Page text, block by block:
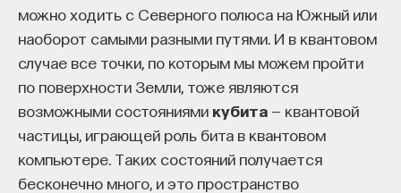
можно ходить с Северного полюса на Южный или
наоборот самыми разными путями. И в квантовом
случае все точки, по которым мы можем пройти
по поверхности Земли, тоже являются
возможными состояниями кубита — квантовой
частицы, играющей роль бита в квантовом
компьютере. Таких состояний получается
бесконечно много, и это пространство